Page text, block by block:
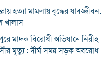
হত্যা মামলায় বৃদ্ধের যাবজ্জীবন,
খালাস
মাদক বিরোধী অভিযানে নিরীহ
মৃত্যু : দীর্ঘ সময় সড়ক অবরোধ